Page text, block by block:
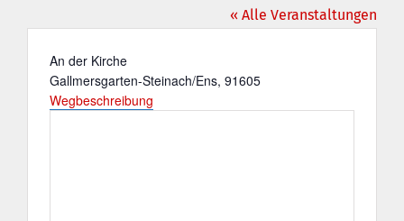
« Alle Veranstaltungen
Adresse
An der Kirche
Gallmersgarten-Steinach/Ens, 91605
Wegbeschreibung